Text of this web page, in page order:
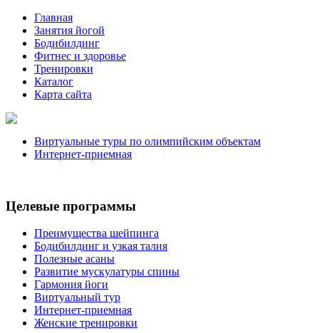
Главная
Занятия йогой
Бодибилдинг
Фитнес и здоровье
Тренировки
Каталог
Карта сайта
Виртуальные туры по олимпийским объектам
Интернет-приемная
Целевые программы
Преимущества шейпинга
Бодибилдинг и узкая талия
Полезные асаны
Развитие мускулатуры спины
Гармония йоги
Виртуальный тур
Интернет-приемная
Женские тренировки